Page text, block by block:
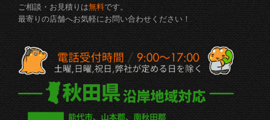
ご相談・お見積りは無料です。
最寄りの店舗へお気軽にお問い合わせください！